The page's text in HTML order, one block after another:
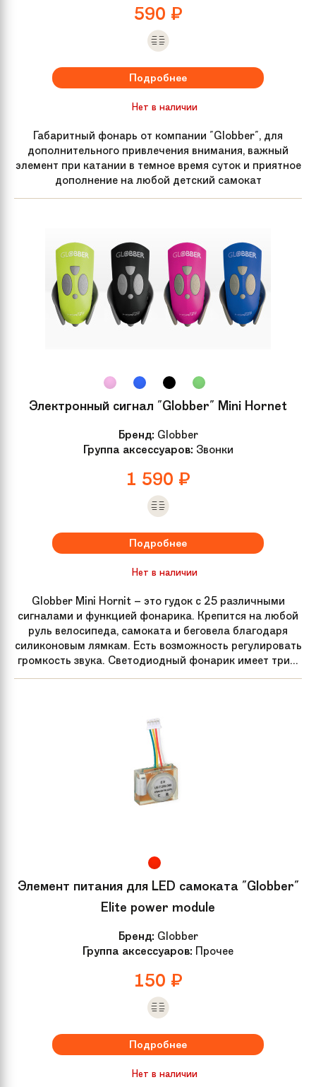
590 ₽
Подробнее
Нет в наличии
Габаритный фонарь от компании "Globber", для
дополнительного привлечения внимания, важный
элемент при катании в темное время суток и приятное
дополнение на любой детский самокат
Электронный сигнал "Globber" Mini Hornet
Бренд: Globber
Группа аксессуаров: Звонки
1 590 ₽
Подробнее
Нет в наличии
Globber Mini Hornit – это гудок с 25 различными
сигналами и функцией фонарика. Крепится на любой
руль велосипеда, самоката и беговела благодаря
силиконовым лямкам. Есть возможность регулировать
громкость звука. Светодиодный фонарик имеет три...
Элемент питания для LED самоката "Globber"
Elite power module
Бренд: Globber
Группа аксессуаров: Прочее
150 ₽
Подробнее
Нет в наличии